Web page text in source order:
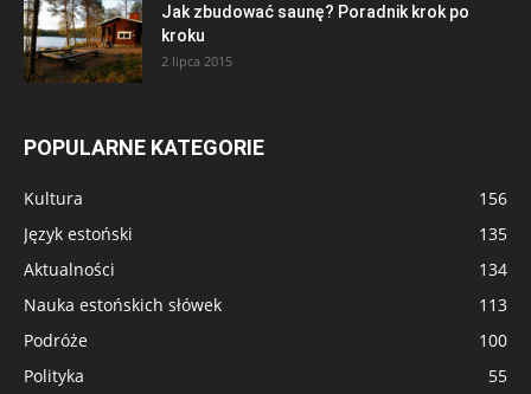
Jak zbudować saunę? Poradnik krok po
kroku
2 lipca 2015
POPULARNE KATEGORIE
Kultura
156
Język estoński
135
Aktualności
134
Nauka estońskich słówek
113
Podróże
100
Polityka
55